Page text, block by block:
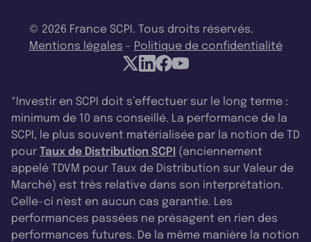
© 2026 France SCPI. Tous droits réservés.
Mentions légales - Politique de confidentialité
*Investir en SCPI doit s’effectuer sur le long terme :
minimum de 10 ans conseillé. La performance de la
SCPI, le plus souvent matérialisée par la notion de TD
pour Taux de Distribution SCPI (anciennement
appelé TDVM pour Taux de Distribution sur Valeur de
Marché) est très relative dans son interprétation.
Celle-ci n'est en aucun cas garantie. Les
performances passées ne présagent en rien des
performances futures. De la même manière la notion